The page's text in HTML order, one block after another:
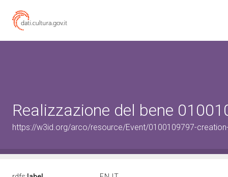
Realizzazione del bene
https://w3id.org/arco/resource/Event/0100109797-